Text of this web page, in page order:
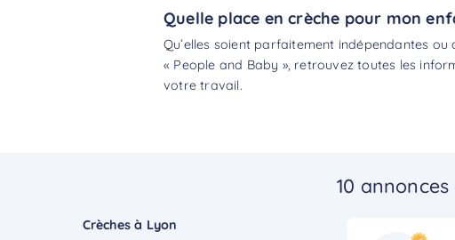
Quelle place en crèche pour mon
Qu’elles soient parfaitement indépendantes ou
« People and Baby », retrouvez toutes les
votre travail.
10
Crèches à Lyon